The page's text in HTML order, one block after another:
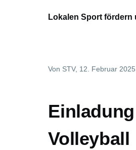
Lokalen Sport fördern
Von STV, 12. Februar 2025
Volleyball